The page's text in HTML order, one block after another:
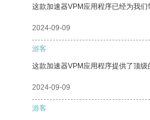
这款加速器VPM应用程序已经为我们
2024-09-09
游客
这款加速器VPM应用程序提供了顶级
2024-09-09
游客